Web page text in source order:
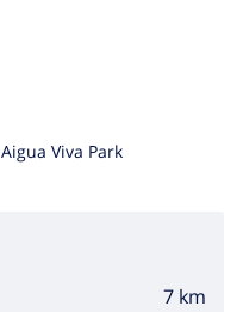
Aigua Viva Park
7 km